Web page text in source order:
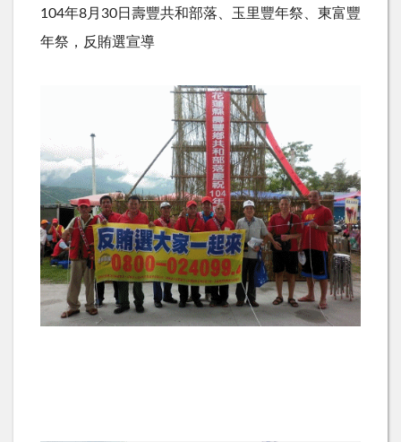
104年8月30日壽豐共和部落、玉里豐年祭、東富豐
年祭，反賄選宣導